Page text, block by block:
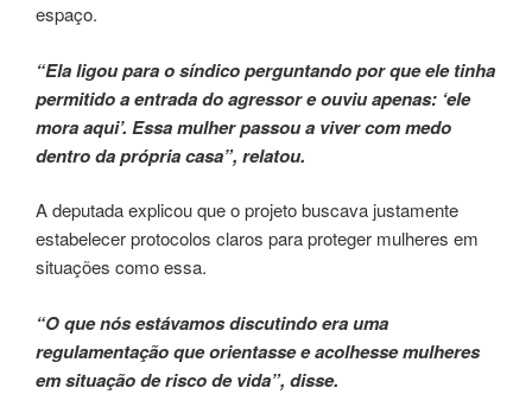
espaço.
“Ela ligou para o síndico perguntando por que ele tinha
permitido a entrada do agressor e ouviu apenas: ‘ele
mora aqui’. Essa mulher passou a viver com medo
dentro da própria casa”, relatou.
A deputada explicou que o projeto buscava justamente
estabelecer protocolos claros para proteger mulheres em
situações como essa.
“O que nós estávamos discutindo era uma
regulamentação que orientasse e acolhesse mulheres
em situação de risco de vida”, disse.